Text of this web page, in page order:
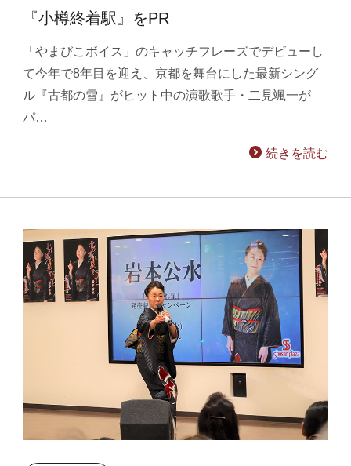
『小樽終着駅』をPR
「やまびこボイス」のキャッチフレーズでデビューし
て今年で8年目を迎え、京都を舞台にした最新シング
ル『古都の雪』がヒット中の演歌歌手・二見颯一が
パ…
続きを読む